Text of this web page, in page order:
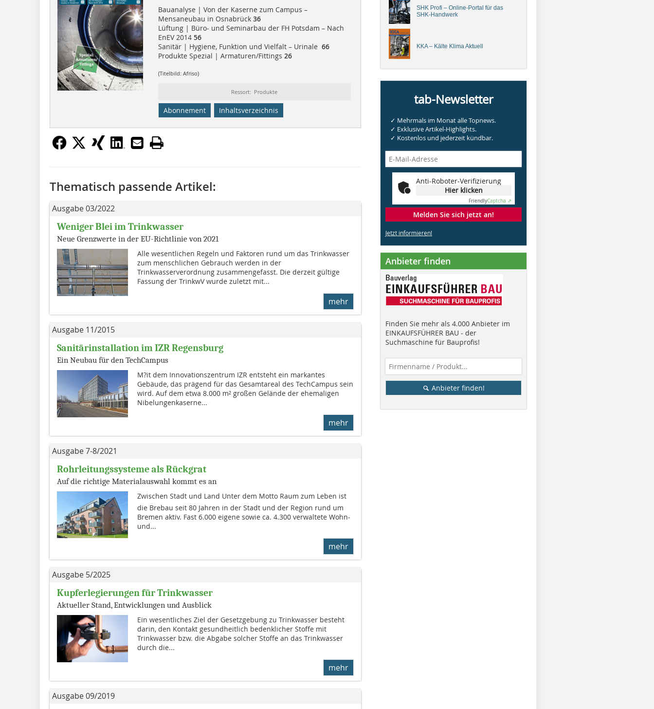
Bauanalyse | Von der Kaserne zum Campus –
Mensaneubau in Osnabrück 36
Lüftung | Büro- und Seminarbau der FH Potsdam – Nach
EnEV 2014 56
Sanitär | Hygiene, Funktion und Vielfalt – Urinale 66
Produkte Spezial | Armaturen/Fittings 26
(Titelbild: Afriso)
Ressort: Produkte
Abonnement Inhaltsverzeichnis
Thematisch passende Artikel:
Ausgabe 03/2022
Weniger Blei im Trinkwasser
Neue Grenzwerte in der EU-Richtlinie von 2021
Alle wesentlichen Regeln und Faktoren rund um das Trinkwasser
zum menschlichen Gebrauch werden in der
Trinkwasserverordnung zusammengefasst. Die derzeit gültige
Fassung der TrinkwV wurde zuletzt mit...
mehr
Ausgabe 11/2015
Sanitärinstallation im IZR Regensburg
Ein Neubau für den TechCampus
M?it dem Innovationszentrum IZR entsteht ein markantes
Gebäude, das prägend für das Gesamtareal des TechCampus sein
wird. Auf dem etwa 8.000 m² großen Gelände der ehemaligen
Nibelungenkaserne...
mehr
Ausgabe 7-8/2021
Rohrleitungssysteme als Rückgrat
Auf die richtige Materialauswahl kommt es an
Zwischen Stadt und Land Unter dem Motto Raum zum Leben ist
die Brebau seit 80 Jahren in der Stadt und der Region rund um
Bremen aktiv. Fast 6.000 eigene sowie ca. 4.300 verwaltete Wohn-
und...
mehr
Ausgabe 5/2025
Kupferlegierungen für Trinkwasser
Aktueller Stand, Entwicklungen und Ausblick
Ein wesentliches Ziel der Gesetzgebung zu Trinkwasser besteht
darin, den Kontakt gesundheitlich bedenklicher Stoffe mit
Trinkwasser bzw. die Abgabe solcher Stoffe an das Trinkwasser
durch die...
mehr
Ausgabe 09/2019
SHK Profi – Online-Portal für das
SHK-Handwerk
KKA – Kälte Klima Aktuell
tab-Newsletter
✓ Mehrmals im Monat alle Topnews.
✓ Exklusive Artikel-Highlights.
✓ Kostenlos und jederzeit kündbar.
Anti-Roboter-Verifizierung
Hier klicken
FriendlyCaptcha ⇗
Melden Sie sich jetzt an!
Jetzt informieren!
Anbieter finden
Finden Sie mehr als 4.000 Anbieter im
EINKAUFSFÜHRER BAU - der
Suchmaschine für Bauprofis!
Anbieter finden!